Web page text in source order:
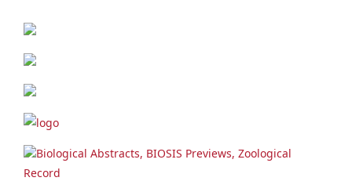
Biological Abstracts, BIOSIS Previews, Zoological
Record